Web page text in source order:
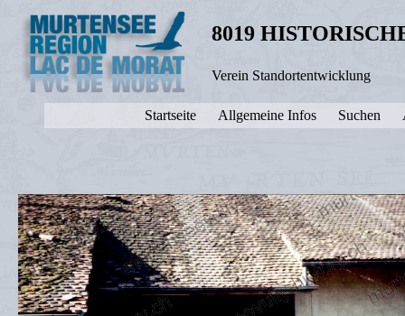
8019
Verein Standortentwicklung
Startseite Allgemeine Infos Suchen